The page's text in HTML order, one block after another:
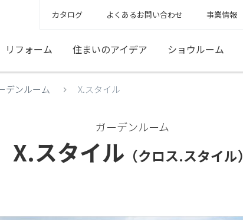
カタログ よくあるお問い合わせ 事業情報
リフォーム 住まいのアイデア ショウルーム
デンルーム X.スタイル
ガーデンルーム
X.スタイル （クロス.スタイル）